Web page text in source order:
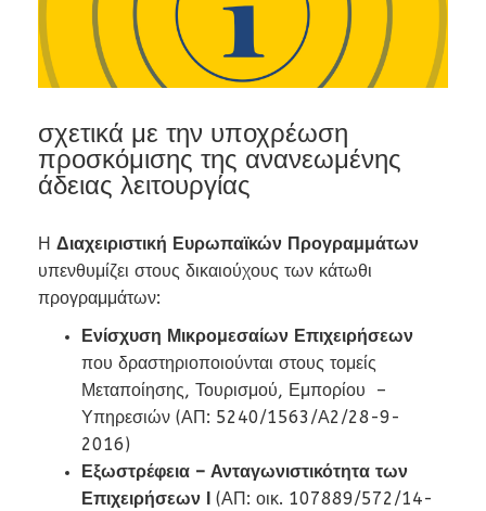
σχετικά με την υποχρέωση
προσκόμισης της ανανεωμένης
άδειας λειτουργίας
Η Διαχειριστική Ευρωπαϊκών Προγραμμάτων
υπενθυμίζει στους δικαιούχους των κάτωθι
προγραμμάτων:
Ενίσχυση Μικρομεσαίων Επιχειρήσεων
που δραστηριοποιούνται στους τομείς
Μεταποίησης, Τουρισμού, Εμπορίου –
Υπηρεσιών (ΑΠ: 5240/1563/Α2/28-9-
2016)
Εξωστρέφεια – Ανταγωνιστικότητα των
Επιχειρήσεων Ι (ΑΠ: οικ. 107889/572/14-